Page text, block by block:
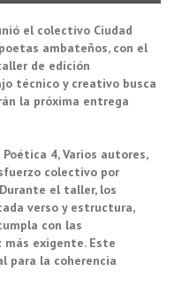
el colectivo Ciudad
ambateños, con el
de edición
técnico y creativo busca
la próxima entrega
4, Varios autores,
colectivo por
el taller, los
verso y estructura,
con las
exigente. Este
para la coherencia